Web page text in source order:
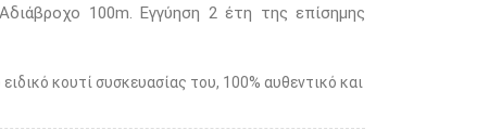
100m. Εγγύηση 2 έτη της επίσημης
κουτί συσκευασίας του, 100% αυθεντικό και